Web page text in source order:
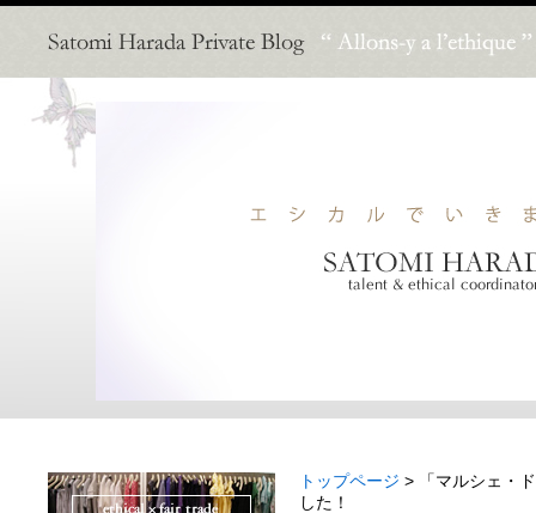
トップページ > 「マルシェ・
した！